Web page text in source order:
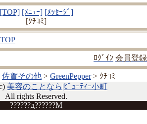
[TOP] [ﾒﾆｭｰ] [ﾒｯｾｰｼﾞ]
[ｸﾁｺﾐ]
ﾛｸﾞｲﾝ 会員登録
佐賀その他 > GreenPepper> ｸﾁｺﾐ
美容のことなら|ﾋﾞｭｰﾃｨｰ小町
All rights Reserved.
??????д??????M